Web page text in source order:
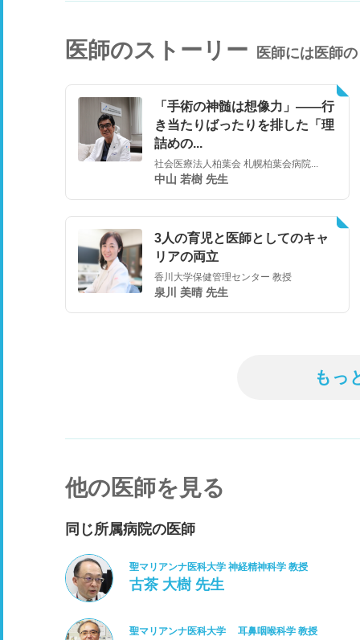
医師のストーリー 医師には医師
「手術の神髄は想像力」――行
き当たりばったりを排した「理
詰めの...
社会医療法人柏葉会 札幌柏葉会病院...
中山 若樹 先生
3人の育児と医師としてのキャ
リアの両立
香川大学保健管理センター 教授
泉川 美晴 先生
もっ
他の医師を見る
同じ所属病院の医師
聖マリアンナ医科大学 神経精神科学 教授
古茶 大樹 先生
聖マリアンナ医科大学 耳鼻咽喉科学 教授